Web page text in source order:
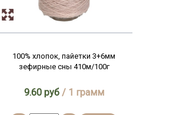
100% хлопок, пайетки 3+6мм
зефирные сны 410м/100г
9.60 руб/ 1 грамм